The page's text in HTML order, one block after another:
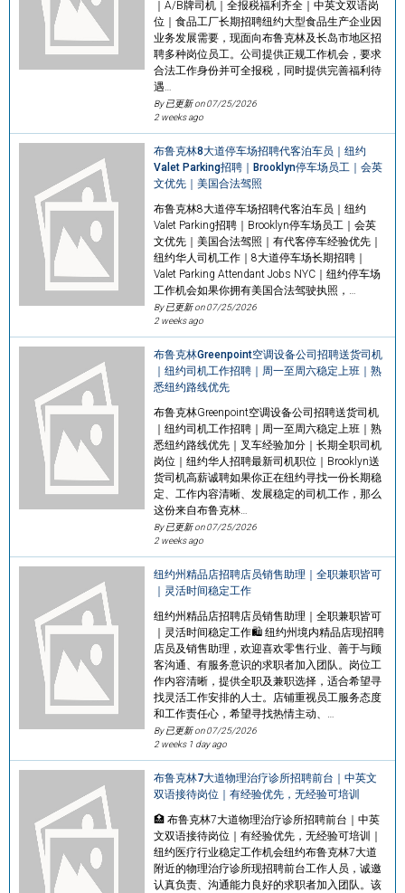
｜A/B牌司机｜全报税福利齐全｜中英文双语岗
位｜食品工厂长期招聘纽约大型食品生产企业因
业务发展需要，现面向布鲁克林及长岛市地区招
聘多种岗位员工。公司提供正规工作机会，要求
合法工作身份并可全报税，同时提供完善福利待
遇…
By 已更新 on07/25/2026
2 weeks ago
布鲁克林8大道停车场招聘代客泊车员｜纽约
Valet Parking招聘｜Brooklyn停车场员工｜会英
文优先｜美国合法驾照
布鲁克林8大道停车场招聘代客泊车员｜纽约
Valet Parking招聘｜Brooklyn停车场员工｜会英
文优先｜美国合法驾照｜有代客停车经验优先｜
纽约华人司机工作｜8大道停车场长期招聘｜
Valet Parking Attendant Jobs NYC｜纽约停车场
工作机会如果你拥有美国合法驾驶执照，…
By 已更新 on07/25/2026
2 weeks ago
布鲁克林Greenpoint空调设备公司招聘送货司机
｜纽约司机工作招聘｜周一至周六稳定上班｜熟
悉纽约路线优先
布鲁克林Greenpoint空调设备公司招聘送货司机
｜纽约司机工作招聘｜周一至周六稳定上班｜熟
悉纽约路线优先｜叉车经验加分｜长期全职司机
岗位｜纽约华人招聘最新司机职位｜Brooklyn送
货司机高薪诚聘如果你正在纽约寻找一份长期稳
定、工作内容清晰、发展稳定的司机工作，那么
这份来自布鲁克林…
By 已更新 on07/25/2026
2 weeks ago
纽约州精品店招聘店员销售助理｜全职兼职皆可
｜灵活时间稳定工作
纽约州精品店招聘店员销售助理｜全职兼职皆可
｜灵活时间稳定工作🛍️ 纽约州境内精品店现招聘
店员及销售助理，欢迎喜欢零售行业、善于与顾
客沟通、有服务意识的求职者加入团队。岗位工
作内容清晰，提供全职及兼职选择，适合希望寻
找灵活工作安排的人士。店铺重视员工服务态度
和工作责任心，希望寻找热情主动、…
By 已更新 on07/25/2026
2 weeks 1 day ago
布鲁克林7大道物理治疗诊所招聘前台｜中英文
双语接待岗位｜有经验优先，无经验可培训
🏥 布鲁克林7大道物理治疗诊所招聘前台｜中英
文双语接待岗位｜有经验优先，无经验可培训｜
纽约医疗行业稳定工作机会纽约布鲁克林7大道
附近的物理治疗诊所现招聘前台工作人员，诚邀
认真负责、沟通能力良好的求职者加入团队。该